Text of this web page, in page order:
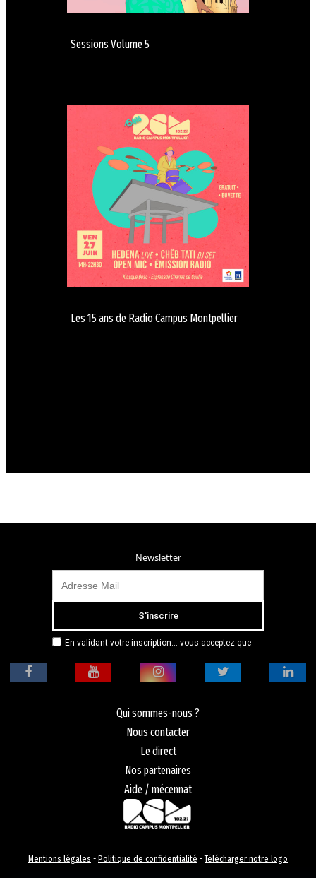
Sessions Volume 5
Les 15 ans de Radio Campus Montpellier
Newsletter
En validant votre inscription... vous acceptez que
adresse email dans le but de vous envoyer
mensuellement sa lettre d’informations. Pour plus
politique de confidentialité.
Qui sommes-nous ?
Nous contacter
Le direct
Nos partenaires
Aide / mécennat
Mentions légales - Politique de confidentialité -Télécharger notre logo